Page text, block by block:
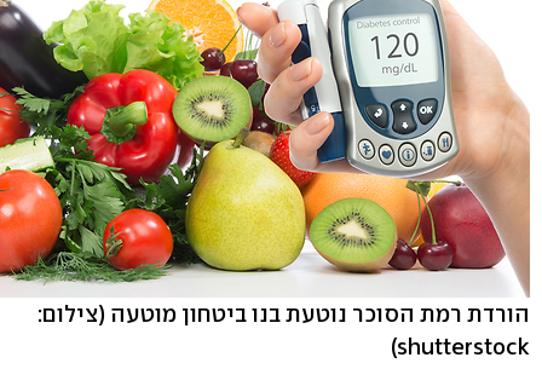
הורדת רמת הסוכר נוטעת בנו ביטחון מוטעה (צילום:
shutterstock)